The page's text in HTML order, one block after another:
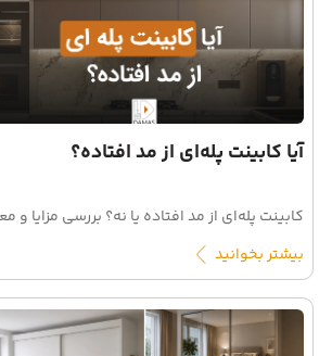
آیا کابینت پله‌ای از مد افتاده؟
بیشتر بخوانید